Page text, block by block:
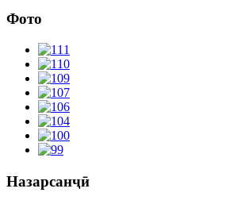
Фото
Назарсанҷӣ